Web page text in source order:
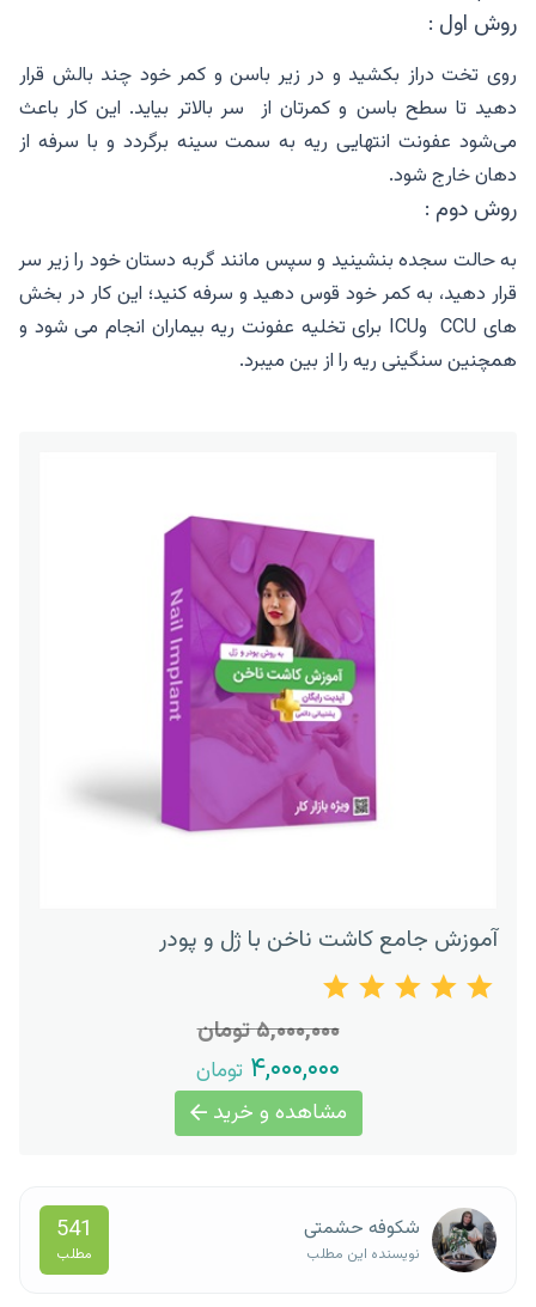
روش اول :
روی تخت دراز بکشید و در زیر باسن و کمر خود چند بالش قرار
دهید تا سطح باسن و کمرتان از سر بالاتر بیاید. این کار باعث
می‌شود عفونت انتهایی ریه به سمت سینه برگردد و با سرفه از
دهان خارج شود.
روش دوم :
به حالت سجده بنشینید و سپس مانند گربه دستان خود را زیر سر
قرار دهید، به کمر خود قوس دهید و سرفه کنید؛ این کار در بخش
های CCU وICU برای تخلیه عفونت ریه بیماران انجام می شود و
همچنین سنگینی ریه را از بین میبرد.
آموزش جامع کاشت ناخن با ژل و پودر
۵,۰۰۰,۰۰۰ تومان
۴,۰۰۰,۰۰۰ تومان
مشاهده و خرید
شکوفه حشمتی
نویسنده این مطلب
541
مطلب